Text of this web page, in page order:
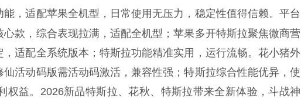
能，适配苹果全机型，日常使用无压力，稳定性值得信赖。平台
心款，综合表现拉满，适配全机型；苹果多开特斯拉聚焦微商营
适配全系统版本；特斯拉功能精准实用，运行流畅。花小猪外
活动码版需活动码激活，兼容性强；特斯拉综合性能优异，使
权益。2026新品特斯拉、花秋、特斯拉带来全新体验，斗战神